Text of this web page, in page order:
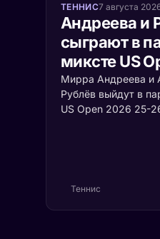
ТЕННИС7 августа
Андреева и
сыграют в
миксте US
Мирра Андреева и
Рублёв выйдут в
US Open 2026 25-
Теннис